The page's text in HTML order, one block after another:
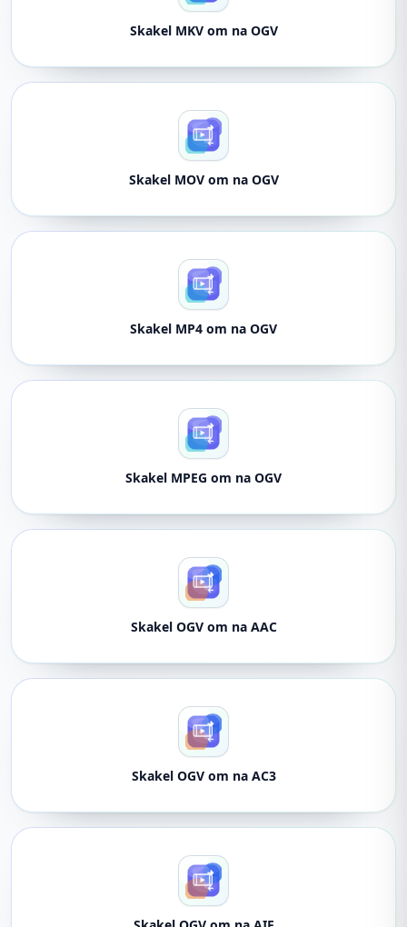
Skakel MKV om na OGV
Skakel MOV om na OGV
Skakel MP4 om na OGV
Skakel MPEG om na OGV
Skakel OGV om na AAC
Skakel OGV om na AC3